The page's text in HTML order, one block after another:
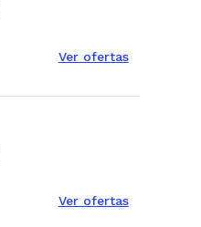
Ver ofertas
Ver ofertas